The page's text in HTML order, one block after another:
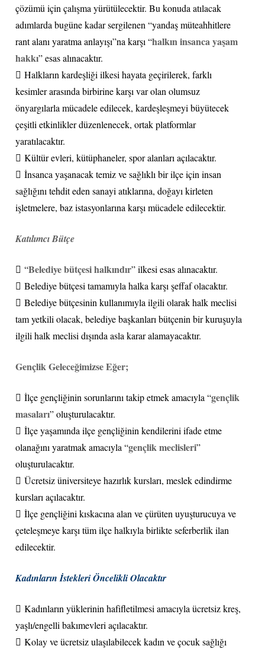
çözümü için çalışma yürütülecektir. Bu konuda atılacak
adımlarda bugüne kadar sergilenen “yandaş müteahhitlere
rant alanı yaratma anlayışı”na karşı “halkın insanca yaşam
hakkı” esas alınacaktır.
 Halkların kardeşliği ilkesi hayata geçirilerek, farklı
kesimler arasında birbirine karşı var olan olumsuz
önyargılarla mücadele edilecek, kardeşleşmeyi büyütecek
çeşitli etkinlikler düzenlenecek, ortak platformlar
yaratılacaktır.
 Kültür evleri, kütüphaneler, spor alanları açılacaktır.
 İnsanca yaşanacak temiz ve sağlıklı bir ilçe için insan
sağlığını tehdit eden sanayi atıklarına, doğayı kirleten
işletmelere, baz istasyonlarına karşı mücadele edilecektir.
Katılımcı Bütçe
 “Belediye bütçesi halkındır” ilkesi esas alınacaktır.
 Belediye bütçesi tamamıyla halka karşı şeffaf olacaktır.
 Belediye bütçesinin kullanımıyla ilgili olarak halk meclisi
tam yetkili olacak, belediye başkanları bütçenin bir kuruşuyla
ilgili halk meclisi dışında asla karar alamayacaktır.
Gençlik Geleceğimizse Eğer;
 İlçe gençliğinin sorunlarını takip etmek amacıyla “gençlik
masaları” oluşturulacaktır.
 İlçe yaşamında ilçe gençliğinin kendilerini ifade etme
olanağını yaratmak amacıyla “gençlik meclisleri”
oluşturulacaktır.
 Ücretsiz üniversiteye hazırlık kursları, meslek edindirme
kursları açılacaktır.
 İlçe gençliğini kıskacına alan ve çürüten uyuşturucuya ve
çeteleşmeye karşı tüm ilçe halkıyla birlikte seferberlik ilan
edilecektir.
Kadınların İstekleri Öncelikli Olacaktır
 Kadınların yüklerinin hafifletilmesi amacıyla ücretsiz kreş,
yaşlı/engelli bakımevleri açılacaktır.
 Kolay ve ücretsiz ulaşılabilecek kadın ve çocuk sağlığı